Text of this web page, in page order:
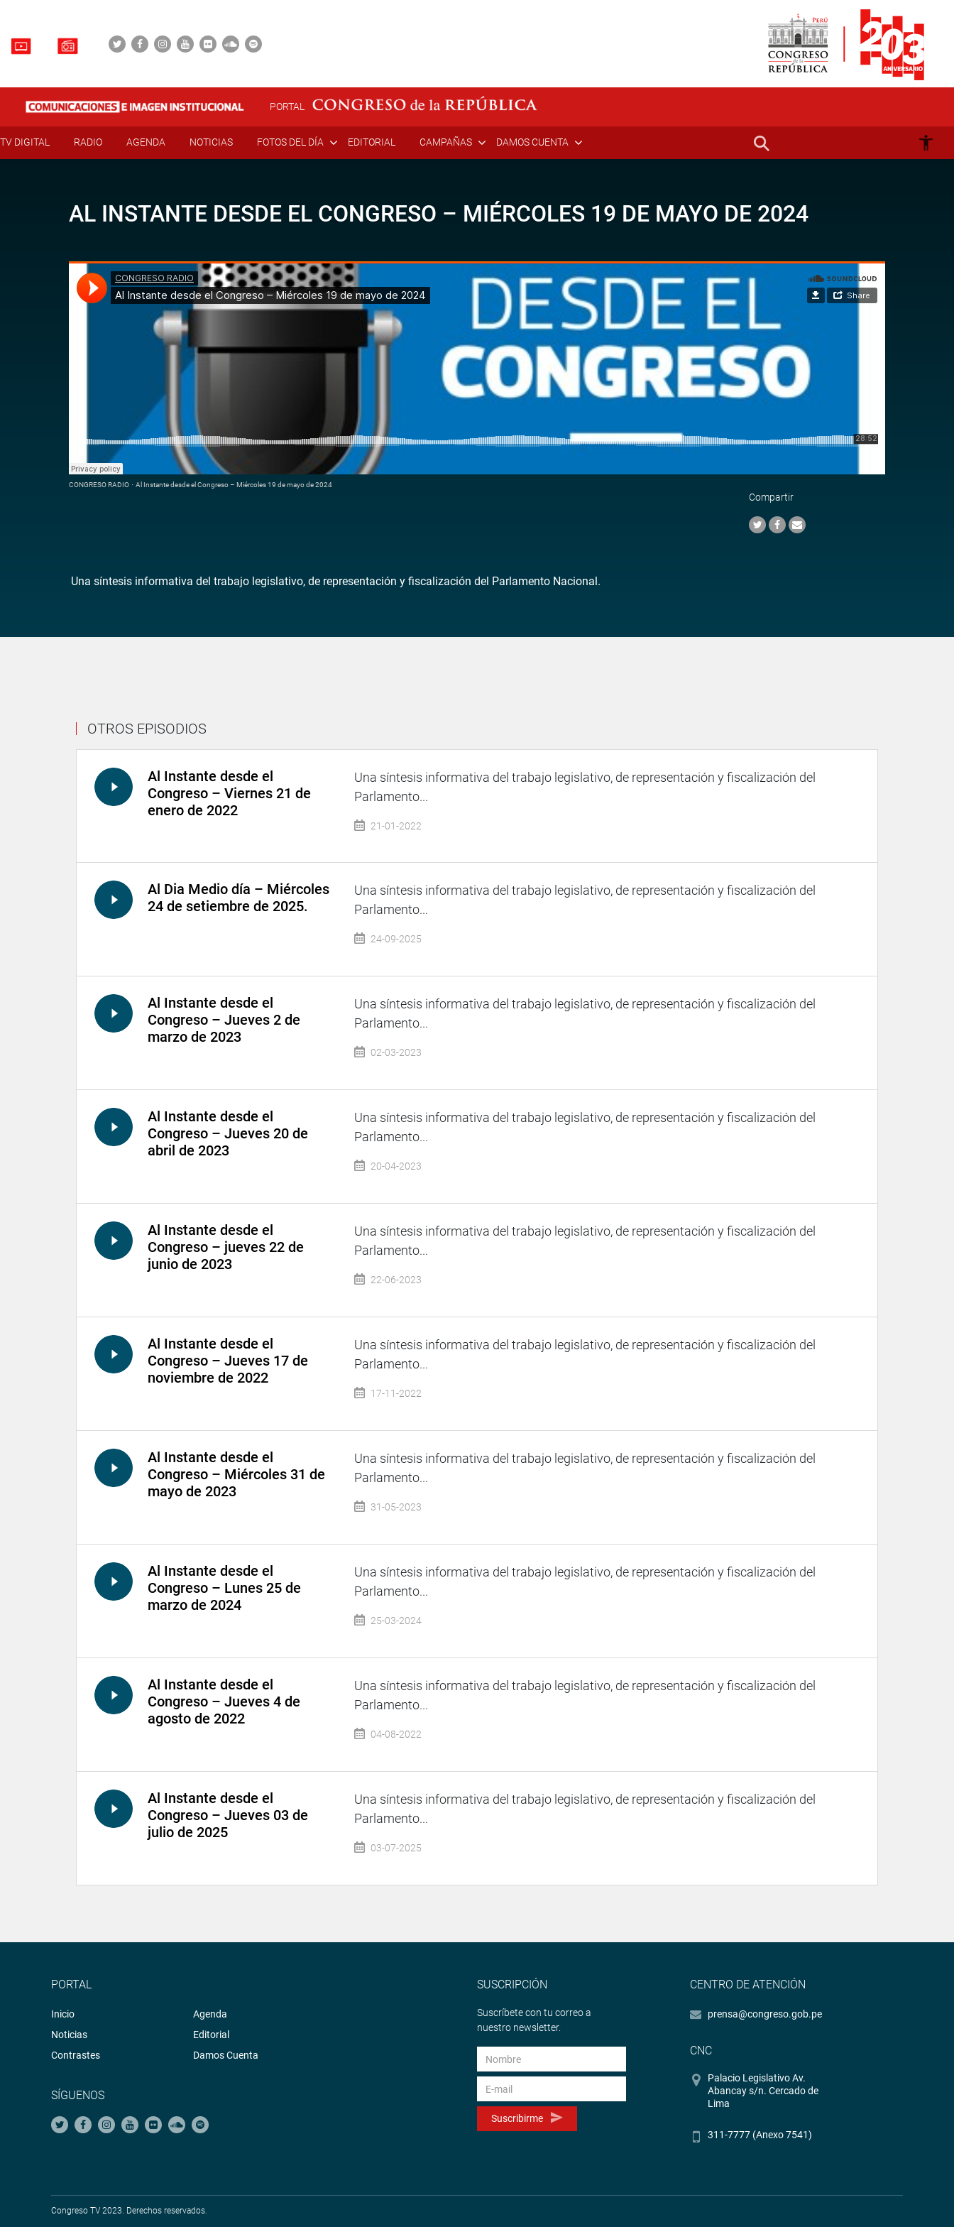
PORTAL
TV DIGITAL RADIO AGENDA NOTICIAS FOTOS DEL DÍA EDITORIAL CAMPAÑAS DAMOS CUENTA
AL INSTANTE DESDE EL CONGRESO – MIÉRCOLES 19 DE MAYO DE 2024
CONGRESO RADIO · Al Instante desde el Congreso – Miércoles 19 de mayo de 2024
Compartir
Una síntesis informativa del trabajo legislativo, de representación y fiscalización del Parlamento Nacional.
OTROS EPISODIOS
Al Instante desde el
Congreso – Viernes 21 de
enero de 2022
Una síntesis informativa del trabajo legislativo, de representación y fiscalización del
Parlamento...
21-01-2022
Al Dia Medio día – Miércoles
24 de setiembre de 2025.
Una síntesis informativa del trabajo legislativo, de representación y fiscalización del
Parlamento...
24-09-2025
Al Instante desde el
Congreso – Jueves 2 de
marzo de 2023
Una síntesis informativa del trabajo legislativo, de representación y fiscalización del
Parlamento...
02-03-2023
Al Instante desde el
Congreso – Jueves 20 de
abril de 2023
Una síntesis informativa del trabajo legislativo, de representación y fiscalización del
Parlamento...
20-04-2023
Al Instante desde el
Congreso – jueves 22 de
junio de 2023
Una síntesis informativa del trabajo legislativo, de representación y fiscalización del
Parlamento...
22-06-2023
Al Instante desde el
Congreso – Jueves 17 de
noviembre de 2022
Una síntesis informativa del trabajo legislativo, de representación y fiscalización del
Parlamento...
17-11-2022
Al Instante desde el
Congreso – Miércoles 31 de
mayo de 2023
Una síntesis informativa del trabajo legislativo, de representación y fiscalización del
Parlamento...
31-05-2023
Al Instante desde el
Congreso – Lunes 25 de
marzo de 2024
Una síntesis informativa del trabajo legislativo, de representación y fiscalización del
Parlamento...
25-03-2024
Al Instante desde el
Congreso – Jueves 4 de
agosto de 2022
Una síntesis informativa del trabajo legislativo, de representación y fiscalización del
Parlamento...
04-08-2022
Al Instante desde el
Congreso – Jueves 03 de
julio de 2025
Una síntesis informativa del trabajo legislativo, de representación y fiscalización del
Parlamento...
03-07-2025
PORTAL
Inicio
Noticias
Contrastes
Agenda
Editorial
Damos Cuenta
SÍGUENOS
SUSCRIPCIÓN
Suscríbete con tu correo a
nuestro newsletter.
Suscribirme
CENTRO DE ATENCIÓN
prensa@congreso.gob.pe
CNC
Palacio Legislativo Av.
Abancay s/n. Cercado de
Lima
311-7777 (Anexo 7541)
Congreso TV 2023. Derechos reservados.